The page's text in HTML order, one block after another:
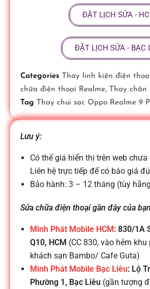
đ
i
ệ
n
t
h
o
ạ
ĐẶT LỊCH SỬA -
ĐẶT LỊCH SỬA - BẠC
Categories Thay linh kiện điện
chữa điện thoại Realme, Thay chân
Tag Thay chui sạc Oppo Realme 9
Lưu ý:
Có thể giá hiển thị trên web
Liên hệ trực tiếp để có báo giá
Bảo hành: 3 – 12 tháng (tùy
Sửa chữa điện thoại gần đây của bạn
Minh Phát Mobile HCM: 830/1A
Q10, HCM (CC 830, vào hẻm
khách sạn Bambo/ Cafe Guta)
Minh Phát Mobile Bạc Liêu: Lộ
Phường 1, Bạc Liêu (gần tượng